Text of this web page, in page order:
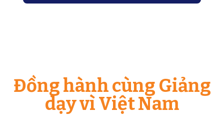
Đồng hành cùng Giảng
dạy vì Việt Nam